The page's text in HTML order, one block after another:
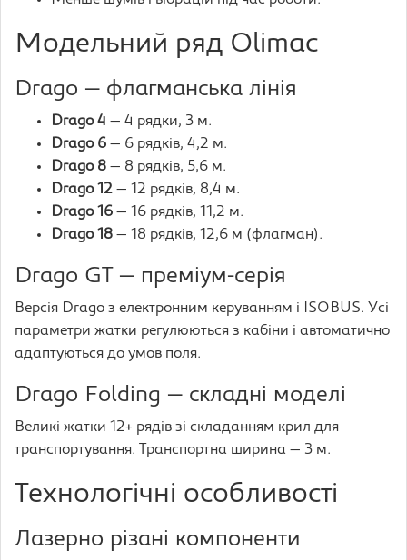
Модельний ряд Olimac
Drago — флагманська лінія
Drago 4 — 4 рядки, 3 м.
Drago 6 — 6 рядків, 4,2 м.
Drago 8 — 8 рядків, 5,6 м.
Drago 12 — 12 рядків, 8,4 м.
Drago 16 — 16 рядків, 11,2 м.
Drago 18 — 18 рядків, 12,6 м (флагман).
Drago GT — преміум-серія
Версія Drago з електронним керуванням і ISOBUS. Усі
параметри жатки регулюються з кабіни і автоматично
адаптуються до умов поля.
Drago Folding — складні моделі
Великі жатки 12+ рядів зі складанням крил для
транспортування. Транспортна ширина — 3 м.
Технологічні особливості
Лазерно різані компоненти